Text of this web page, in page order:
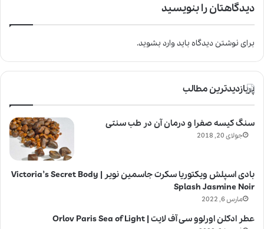
دیدگاهتان را بنویسید
برای نوشتن دیدگاه بایدوارد بشوید.
پربازدیدترین مطالب
سنگ کیسه صفرا و درمان آن در طب سنتی
جولای 20, 2018
بادی اسپلش ویکتوریا سکرت جاسمین نویر | Victoria’s Secret Body
Splash Jasmine Noir
مارس 6, 2022
عطر ادکلن اورلوو سی آف لایت | Orlov Paris Sea of Light